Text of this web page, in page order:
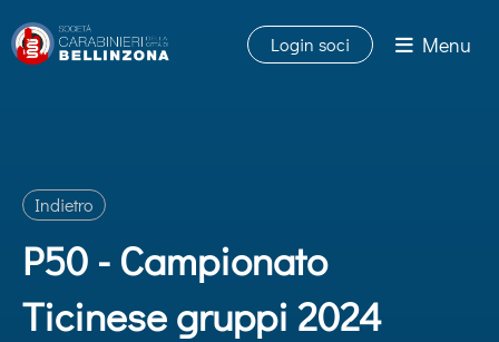
Login soci Menu
Indietro
P50 - Campionato
Ticinese gruppi 2024